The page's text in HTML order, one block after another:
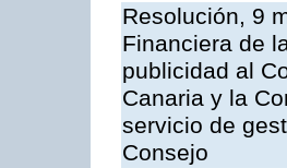
Resolución, 9
Financiera de
publicidad al
Canaria y la
servicio de
Consejo